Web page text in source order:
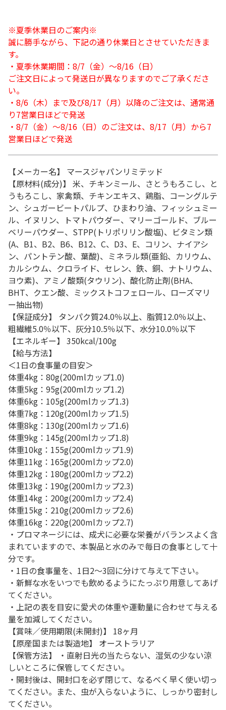
※夏季休業日のご案内※
誠に勝手ながら、下記の通り休業日とさせていただきま
す。
・夏季休業期間：8/7（金）～8/16（日）
ご注文日によって発送日が異なりますのでご了承くださ
い。
・8/6（木）まで及び8/17（月）以降のご注文は、通常通
り7営業日ほどで発送
・8/7（金）～8/16（日）のご注文は、8/17（月）から7
営業日ほどで発送
【メーカー名】 マースジャパンリミテッド
【原材料(成分)】 米、チキンミール、さとうもろこし、と
うもろこし、家禽類、チキンエキス、鶏脂、コーングルテ
ン、シュガービートパルプ、ひまわり油、フィッシュミー
ル、イヌリン、トマトパウダー、マリーゴールド、ブルー
ベリーパウダー、STPP(トリポリリン酸塩)、ビタミン類
(A、B1、B2、B6、B12、C、D3、E、コリン、ナイアシ
ン、パントテン酸、葉酸)、ミネラル類(亜鉛、カリウム、
カルシウム、クロライド、セレン、鉄、銅、ナトリウム、
ヨウ素)、アミノ酸類(タウリン)、酸化防止剤(BHA、
BHT、クエン酸、ミックストコフェロール、ローズマリ
ー抽出物)
【保証成分】 タンパク質24.0％以上、脂質12.0％以上、
粗繊維5.0％以下、灰分10.5％以下、水分10.0％以下
【エネルギー】 350kcal/100g
【給与方法】
＜1日の食事量の目安＞
体重4kg：80g(200mlカップ1.0)
体重5kg：95g(200mlカップ1.2)
体重6kg：105g(200mlカップ1.3)
体重7kg：120g(200mlカップ1.5)
体重8kg：130g(200mlカップ1.6)
体重9kg：145g(200mlカップ1.8)
体重10kg：155g(200mlカップ1.9)
体重11kg：165g(200mlカップ2.0)
体重12kg：180g(200mlカップ2.2)
体重13kg：190g(200mlカップ2.3)
体重14kg：200g(200mlカップ2.4)
体重15kg：210g(200mlカップ2.6)
体重16kg：220g(200mlカップ2.7)
・プロマネージには、成犬に必要な栄養がバランスよく含
まれていますので、本製品と水のみで毎日の食事として十
分です。
・1日の食事量を、1日2～3回に分けて与えて下さい。
・新鮮な水をいつでも飲めるようにたっぷり用意してあげ
てください。
・上記の表を目安に愛犬の体重や運動量に合わせて与える
量を加減してください。
【賞味／使用期限(未開封)】 18ヶ月
【原産国または製造地】 オーストラリア
【保管方法】 ・直射日光の当たらない、湿気の少ない涼
しいところに保管してください。
・開封後は、開封口を必ず閉じて、なるべく早く使い切っ
てください。また、虫が入らないように、しっかり密封し
てください。